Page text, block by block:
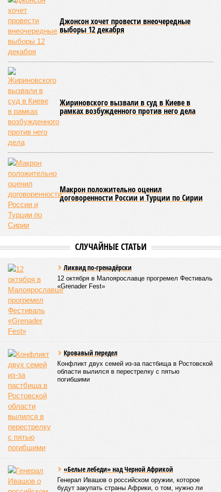
великой суши, продолжавшегося с 1928-го. Но всё
обратилось катастрофой. Снег растаял, устремился в реки,
начался небывалый паводок, быстро обернувшийся
страшным наводнением, которое обильные весенние ливни
только усугубили. К июню всё это преобразовалось в
сразу девятью циклонами. Последствия оказались
невообразимыми: наводнение погребло под собой
территорию в 180 тыс. квадратных километров, что равно
по площади Карелии, шести Курским или Калужским
областям, десятку Чуваший.
В общем, недаром события 1931-го находятся на первом
месте в списке самых смертоносных стихийных бедствий,
пострадавших в тот год достигло 53 млн человек, число
погибших, по некоторым оценкам, составило 4 миллиона.
Впрочем, для Китая подобное не в новинку. Так, в сентябре
1887 года вода прорвала многочисленные дамбы на реке
Хуанхэ и быстро залила почти весь Северный Китай, так
как местность там довольно низменная, и потоп просто не
встречал препятствий на своём пути, уничтожая деревни и
километров (а это больше территорий Оренбургской или
ещё столько же погибли в результате спровоцированной
катастрофой пандемии.
Третье место по кровожадности в рейтинге стихийных
бедствий занимает смертоносный циклон Бхола 1970 года,
ставший самым мощным среди себе подобных за всю
историю наблюдений. Он поразил территории современной
Бангладеш, тогда называвшейся Восточным Пакистаном, и
жизни полумиллиона человек.
Кажется, стремящаяся сохранить свою чистоту природа
что-то знала о том, какие именно страны станут со
временем самыми «грязными» в плане производств, и
планомерно подтачивала их демографию. А как ещё
Пакистане, Бангладеш и Турции? Что характерно, Россию и
Европу подобные катастрофы никогда не затрагивали,
масштабные эпидемии вроде бубонной чумы (200 млн
погибших) или «испанки» (по разным оценкам, от 17,4 до
100 млн погибших во всём мире).